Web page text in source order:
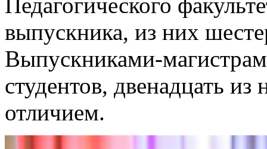
выпускника, из них
Выпускниками-
студентов, двенадцать
отличием.